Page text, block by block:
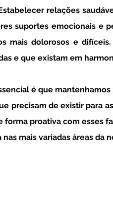
Estabelecer relações
suportes emocionais e
mais dolorosos e
e que existam em
precisam de existir para
forma proativa com esses
mais variadas áreas da